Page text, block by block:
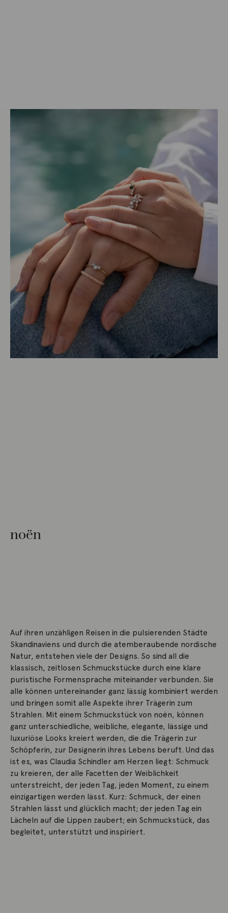
noën
Auf ihren unzähligen Reisen in die pulsierenden Städte
Skandinaviens und durch die atemberaubende nordische
Natur, entstehen viele der Designs. So sind all die
klassisch, zeitlosen Schmuckstücke durch eine klare
puristische Formensprache miteinander verbunden. Sie
alle können untereinander ganz lässig kombiniert werden
und bringen somit alle Aspekte ihrer Trägerin zum
Strahlen. Mit einem Schmuckstück von noën, können
ganz unterschiedliche, weibliche, elegante, lässige und
luxuriöse Looks kreiert werden, die die Trägerin zur
Schöpferin, zur Designerin ihres Lebens beruft. Und das
ist es, was Claudia Schindler am Herzen liegt: Schmuck
zu kreieren, der alle Facetten der Weiblichkeit
unterstreicht, der jeden Tag, jeden Moment, zu einem
einzigartigen werden lässt. Kurz: Schmuck, der einen
Strahlen lässt und glücklich macht; der jeden Tag ein
Lächeln auf die Lippen zaubert; ein Schmuckstück, das
begleitet, unterstützt und inspiriert.